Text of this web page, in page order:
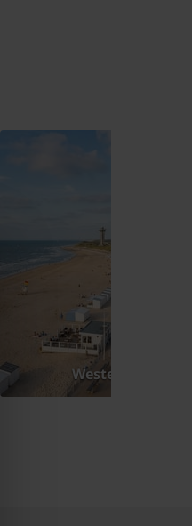
Westende